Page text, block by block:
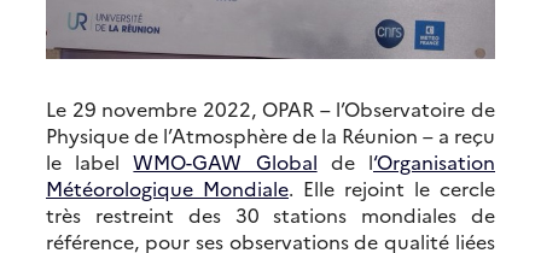
Le 29 novembre 2022, OPAR – l’Observatoire de
Physique de l’Atmosphère de la Réunion – a reçu
le labelWMO-GAW Global de l‘Organisation
Météorologique Mondiale. Elle rejoint le cercle
très restreint des 30 stations mondiales de
référence, pour ses observations de qualité liées